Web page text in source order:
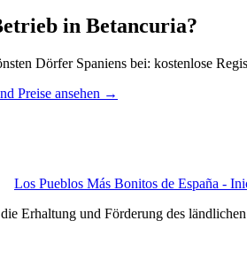
in Betancuria?
Dörfer Spaniens bei: kostenlose
Preise ansehen →
Los Pueblos Más Bonitos de España -
Erhaltung und Förderung des